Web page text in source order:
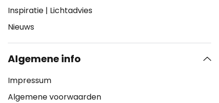
Inspiratie | Lichtadvies
Nieuws
Algemene info
Impressum
Algemene voorwaarden